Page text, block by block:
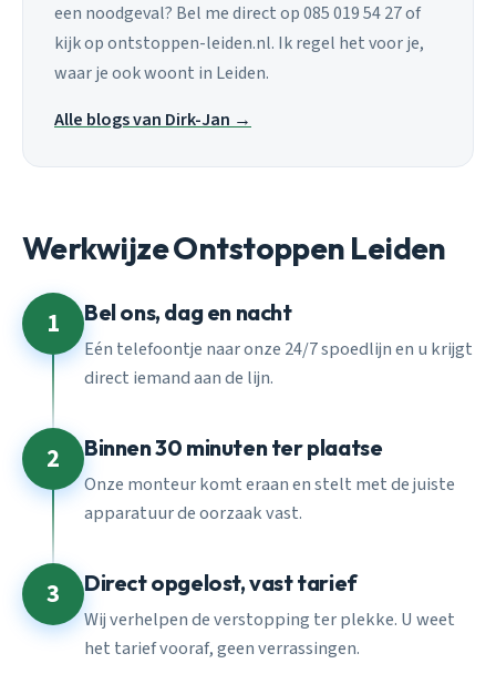
een noodgeval? Bel me direct op 085 019 54 27 of
kijk op ontstoppen-leiden.nl. Ik regel het voor je,
waar je ook woont in Leiden.
Alle blogs van Dirk-Jan →
Werkwijze Ontstoppen Leiden
1 Bel ons, dag en nacht
Eén telefoontje naar onze 24/7 spoedlijn en u krijgt
direct iemand aan de lijn.
2 Binnen 30 minuten ter plaatse
Onze monteur komt eraan en stelt met de juiste
apparatuur de oorzaak vast.
3 Direct opgelost, vast tarief
Wij verhelpen de verstopping ter plekke. U weet
het tarief vooraf, geen verrassingen.